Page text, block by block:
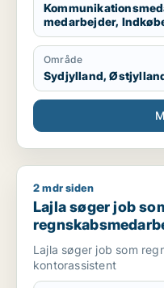
medarbejder,
Område
Sydjylland,
Lajla søger job som
2 mdr siden
Lajla søger job
Lajla søger job som
kontorassistent